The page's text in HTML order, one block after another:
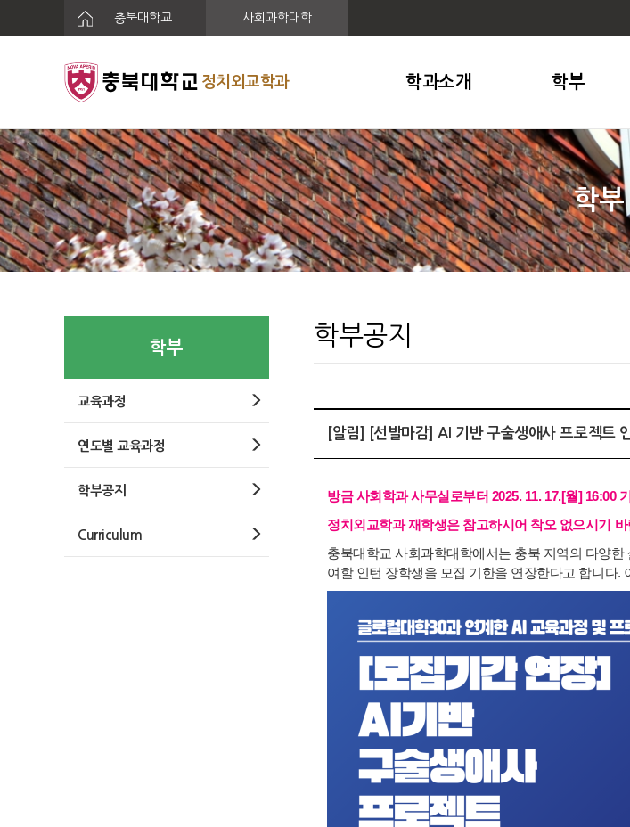
충북대학교 사회과학대학
정치외교학과 학과소개 학부
학부
학부
교육과정
연도별 교육과정
학부공지
Curriculum
학부공지
[알림] [선발마감] AI 기반 구술생애사 프로젝트
방금 사회학과 사무실로부터 2025. 11. 17.[월] 16:00
정치외교학과 재학생은 참고하시어 착오 없으시기
충북대학교 사회과학대학에서는 충북 지역의 다양
여할 인턴 장학생을 모집 기한을 연장한다고 합니다.